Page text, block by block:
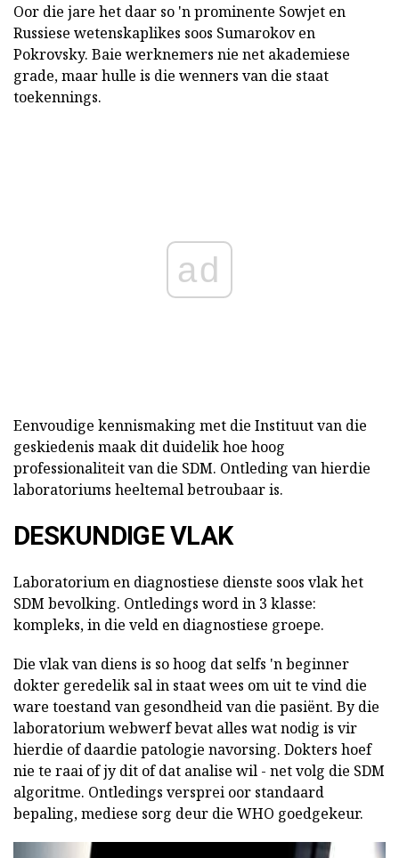
Oor die jare het daar so 'n prominente Sowjet en
Russiese wetenskaplikes soos Sumarokov en
Pokrovsky. Baie werknemers nie net akademiese
grade, maar hulle is die wenners van die staat
toekennings.
ad
Eenvoudige kennismaking met die Instituut van die
geskiedenis maak dit duidelik hoe hoog
professionaliteit van die SDM. Ontleding van hierdie
laboratoriums heeltemal betroubaar is.
DESKUNDIGE VLAK
Laboratorium en diagnostiese dienste soos vlak het
SDM bevolking. Ontledings word in 3 klasse:
kompleks, in die veld en diagnostiese groepe.
Die vlak van diens is so hoog dat selfs 'n beginner
dokter geredelik sal in staat wees om uit te vind die
ware toestand van gesondheid van die pasiënt. By die
laboratorium webwerf bevat alles wat nodig is vir
hierdie of daardie patologie navorsing. Dokters hoef
nie te raai of jy dit of dat analise wil - net volg die SDM
algoritme. Ontledings versprei oor standaard
bepaling, mediese sorg deur die WHO goedgekeur.